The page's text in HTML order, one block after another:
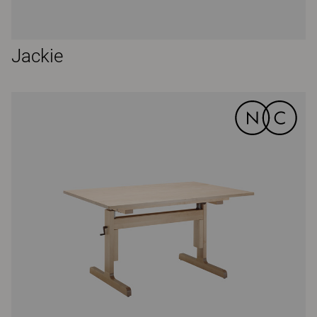
Jackie